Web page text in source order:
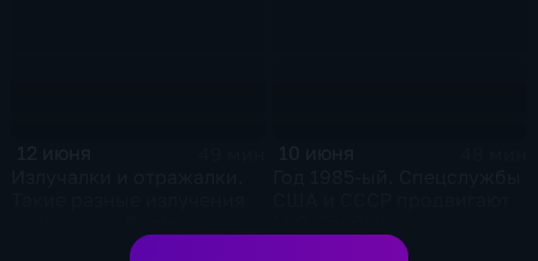
вершинам власти